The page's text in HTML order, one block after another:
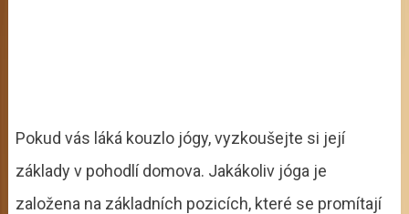
Pokud vás láká kouzlo jógy, vyzkoušejte si její
základy v pohodlí domova. Jakákoliv jóga je
založena na základních pozicích, které se promítají